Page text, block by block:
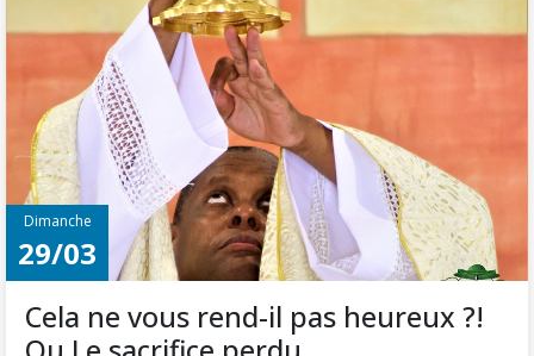
Dimanche
29/03
Cela ne vous rend-il pas heureux ?!